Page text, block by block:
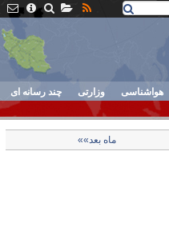
هواشناسی وزارتی چند رسانه ای
ماه بعد»»